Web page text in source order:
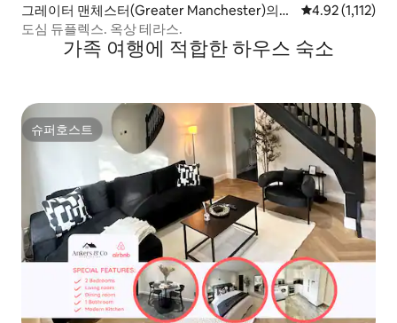
그레이터 맨체스터(Greater Manchester)의
콘도미니엄
평점 4.92점(5점
4.92 (1,112)
도심 듀플렉스. 옥상 테라스.
가족 여행에 적합한 하우스 숙소
슈퍼호스트
슈퍼호스트